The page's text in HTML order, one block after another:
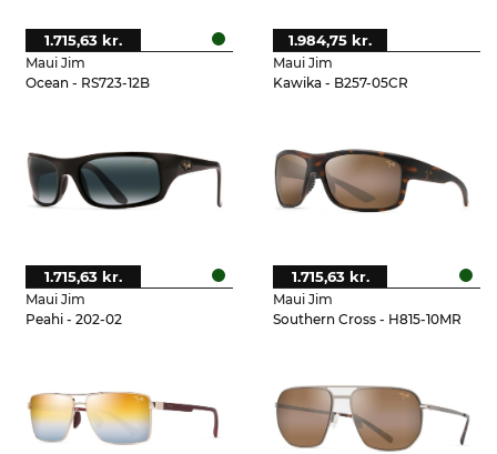
Maui Jim
Ocean - RS723-12B
1.715,63 kr.
Maui Jim
Kawika - B257-05CR
1.984,75 kr.
Maui Jim
Peahi - 202-02
1.715,63 kr.
Maui Jim
Southern Cross - H815-10MR
1.715,63 kr.